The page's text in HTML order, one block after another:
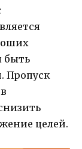
быть
Пропуск
целей.